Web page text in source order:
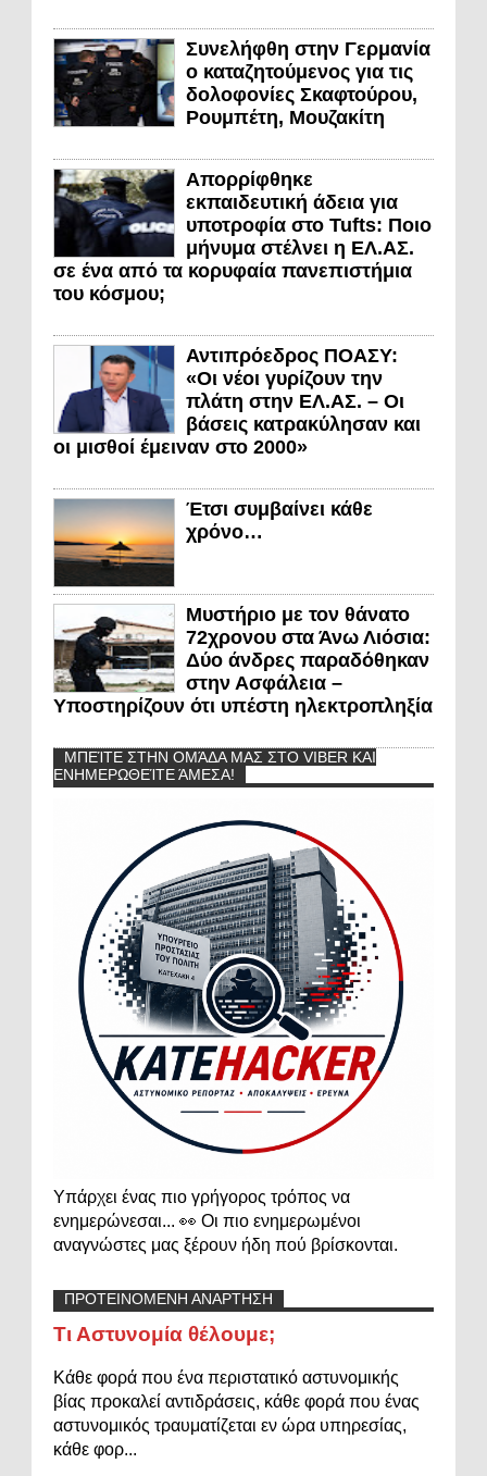
Συνελήφθη στην Γερμανία
ο καταζητούμενος για τις
δολοφονίες Σκαφτούρου,
Ρουμπέτη, Μουζακίτη
Απορρίφθηκε
εκπαιδευτική άδεια για
υποτροφία στο Tufts: Ποιο
μήνυμα στέλνει η ΕΛ.ΑΣ.
σε ένα από τα κορυφαία πανεπιστήμια
του κόσμου;
Αντιπρόεδρος ΠΟΑΣΥ:
«Οι νέοι γυρίζουν την
πλάτη στην ΕΛ.ΑΣ. – Οι
βάσεις κατρακύλησαν και
οι μισθοί έμειναν στο 2000»
Έτσι συμβαίνει κάθε
χρόνο…
Μυστήριο με τον θάνατο
72χρονου στα Άνω Λιόσια:
Δύο άνδρες παραδόθηκαν
στην Ασφάλεια –
Υποστηρίζουν ότι υπέστη ηλεκτροπληξία
ΜΠΕΊΤΕ ΣΤΗΝ ΟΜΆΔΑ ΜΑΣ ΣΤΟ VIBER ΚΑΙ
ΕΝΗΜΕΡΩΘΕΊΤΕ ΆΜΕΣΑ!
Υπάρχει ένας πιο γρήγορος τρόπος να
ενημερώνεσαι... 👀 Οι πιο ενημερωμένοι
αναγνώστες μας ξέρουν ήδη πού βρίσκονται.
ΠΡΟΤΕΙΝΟΜΕΝΗ ΑΝΑΡΤΗΣΗ
Τι Αστυνομία θέλουμε;
Κάθε φορά που ένα περιστατικό αστυνομικής
βίας προκαλεί αντιδράσεις, κάθε φορά που ένας
αστυνομικός τραυματίζεται εν ώρα υπηρεσίας,
κάθε φορ...